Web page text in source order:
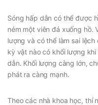
Sóng hấp dẫn có thể được
ném một viên đá xuống hồ.
lượng và có thể làm sai
kỳ vật nào có khối lượng
dẫn. Khối lượng càng lớn,
phát ra càng mạnh.
Theo các nhà khoa học, thí